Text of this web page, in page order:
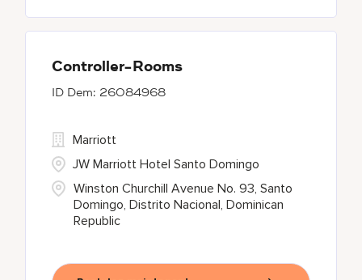
Controller-Rooms
26084968
Winston Churchill Avenue No. 93, Santo
Domingo, Distrito Nacional, Dominican
Republic
Marriott
JW Marriott Hotel Santo Domingo